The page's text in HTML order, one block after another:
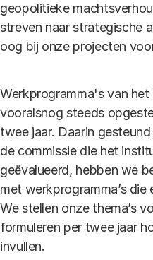
geopolitieke
streven naar strategische
oog bij onze projecten
Werkprogramma's van
vooralsnog steeds
twee jaar. Daarin
de commissie die het
geëvalueerd, hebben we
met werkprogramma’s die
We stellen onze thema’s
formuleren per twee jaar
invullen.